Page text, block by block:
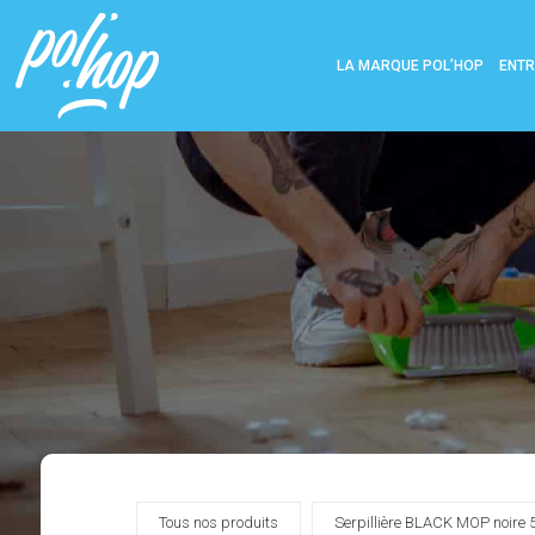
LA MARQUE POL’HOP
Tous nos produits Serpillière BLACK MOP noire